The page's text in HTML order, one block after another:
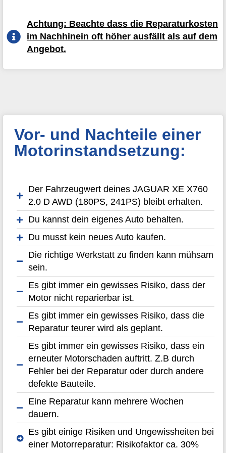
Achtung: Beachte dass die Reparaturkosten
im Nachhinein oft höher ausfällt als auf dem
Angebot.
Vor- und Nachteile einer
Motorinstandsetzung:
Der Fahrzeugwert deines JAGUAR XE X760
2.0 D AWD (180PS, 241PS) bleibt erhalten.
Du kannst dein eigenes Auto behalten.
Du musst kein neues Auto kaufen.
Die richtige Werkstatt zu finden kann mühsam
sein.
Es gibt immer ein gewisses Risiko, dass der
Motor nicht reparierbar ist.
Es gibt immer ein gewisses Risiko, dass die
Reparatur teurer wird als geplant.
Es gibt immer ein gewisses Risiko, dass ein
erneuter Motorschaden auftritt. Z.B durch
Fehler bei der Reparatur oder durch andere
defekte Bauteile.
Eine Reparatur kann mehrere Wochen
dauern.
Es gibt einige Risiken und Ungewissheiten bei
einer Motorreparatur: Risikofaktor ca. 30%